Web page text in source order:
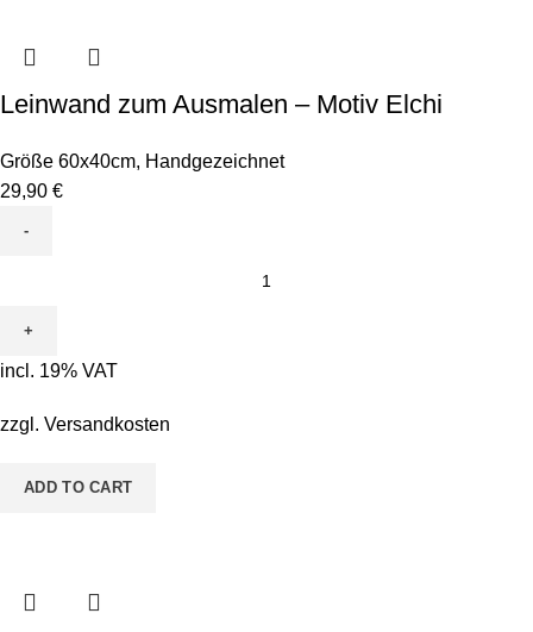
Leinwand zum Ausmalen – Motiv Elchi
Größe 60x40cm, Handgezeichnet
29,90 €
Ausmalen
-
Elchi
incl. 19% VAT
zzgl. Versandkosten
ADD TO CART